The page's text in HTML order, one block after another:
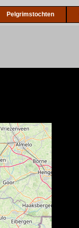
Pelgrimstochten